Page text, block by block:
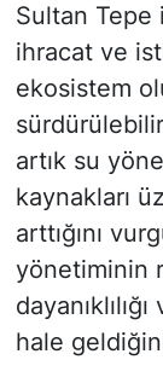
Sultan
ihracat ve
ekosistem
artık su
kaynakları
arttığını
yönetiminin
hale